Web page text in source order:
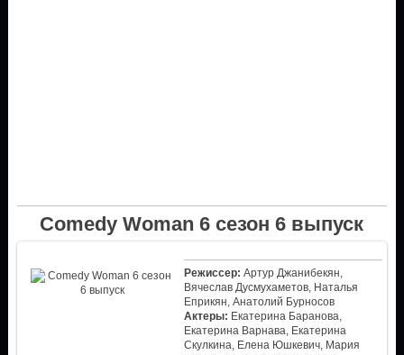
Comedy Woman 6 сезон 6 выпуск
Режиссер: Артур Джанибекян,
Вячеслав Дусмухаметов, Наталья
Еприкян, Анатолий Бурносов
Актеры: Екатерина Баранова,
Екатерина Варнава, Екатерина
Скулкина, Елена Юшкевич, Мария